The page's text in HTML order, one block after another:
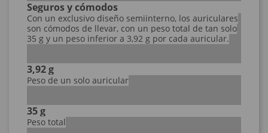
Seguros y cómodos
Con un exclusivo diseño semiinterno, los auriculares
son cómodos de llevar, con un peso total de tan solo
35 g y un peso inferior a 3,92 g por cada auricular.
3,92 g
Peso de un solo auricular
35 g
Peso total